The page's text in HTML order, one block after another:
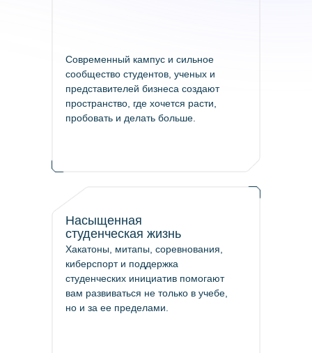
Современный кампус и сильное
сообщество студентов, ученых и
представителей бизнеса создают
пространство, где хочется расти,
пробовать и делать больше.
Насыщенная
студенческая жизнь
Хакатоны, митапы, соревнования,
киберспорт и поддержка
студенческих инициатив помогают
вам развиваться не только в учебе,
но и за ее пределами.